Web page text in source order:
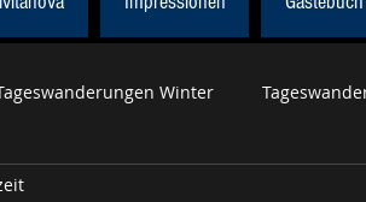
Winter
Civitanova